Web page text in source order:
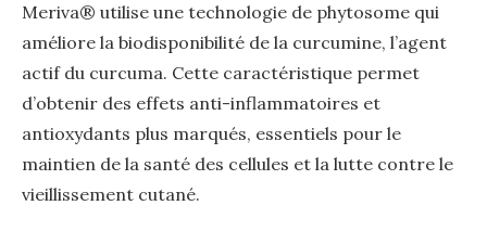
Meriva® utilise une technologie de phytosome qui
améliore la biodisponibilité de la curcumine, l’agent
actif du curcuma. Cette caractéristique permet
d’obtenir des effets anti-inflammatoires et
antioxydants plus marqués, essentiels pour le
maintien de la santé des cellules et la lutte contre le
vieillissement cutané.